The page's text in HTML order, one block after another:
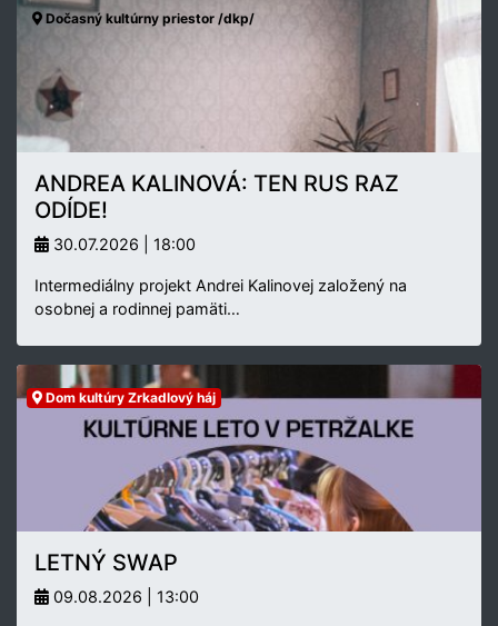
Dočasný kultúrny priestor /dkp/
ANDREA KALINOVÁ: TEN RUS RAZ
ODÍDE!
30.07.2026 | 18:00
Intermediálny projekt Andrei Kalinovej založený na
osobnej a rodinnej pamäti…
Dom kultúry Zrkadlový háj
LETNÝ SWAP
09.08.2026 | 13:00